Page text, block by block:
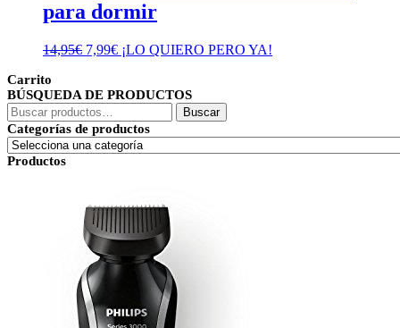
para dormir
14,95€ El
era:
14,95€.
7,99€El
es:
¡LO QUIERO PERO YA!
Carrito
BÚSQUEDA DE PRODUCTOS
Buscar
por:
Buscar
Categorías de productos
Productos